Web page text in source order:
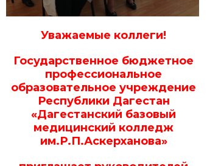
Уважаемые коллеги!
Государственное бюджетное
профессиональное
образовательное учреждение
Республики Дагестан
«Дагестанский базовый
медицинский колледж
им.Р.П.Аскерханова»